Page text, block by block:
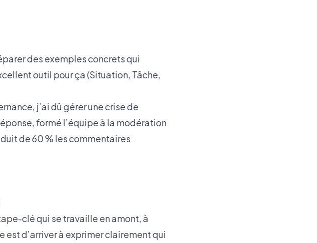
des exemples concrets qui
outil pour ça (Situation, Tâche,
j’ai dû gérer une crise de
formé l’équipe à la modération
de 60 % les commentaires
clé qui se travaille en amont, à
est d’arriver à exprimer clairement qui